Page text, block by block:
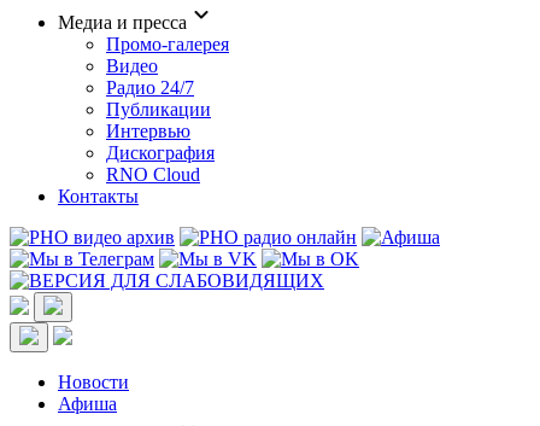
Медиа и пресса
Промо-галерея
Видео
Радио 24/7
Публикации
Интервью
Дискография
RNO Cloud
Контакты
Новости
Афиша